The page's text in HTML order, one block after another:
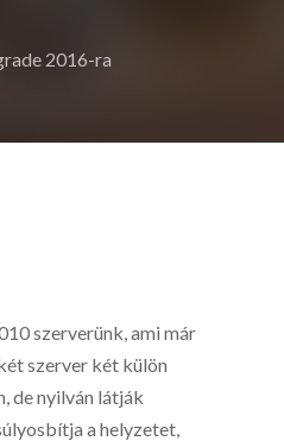
2016-ra
szerverünk, ami már
szerver két külön
de nyilván látják
a helyzetet,